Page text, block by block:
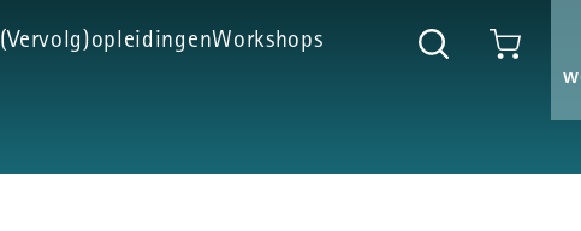
(Vervolg)opleidingenWorkshops